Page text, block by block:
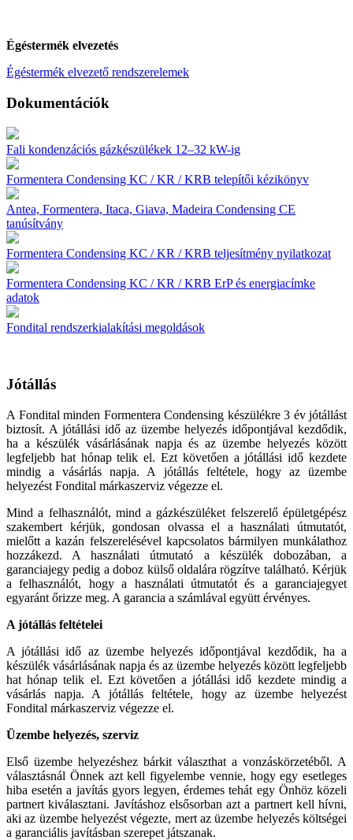
Égéstermék elvezetés
Égéstermék elvezető rendszerelemek
Dokumentációk
Fali kondenzációs gázkészülékek 12–32 kW-ig
Formentera Condensing KC / KR / KRB telepítői kézikönyv
Antea, Formentera, Itaca, Giava, Madeira Condensing CE
tanúsítvány
Formentera Condensing KC / KR / KRB teljesítmény nyilatkozat
Formentera Condensing KC / KR / KRB ErP és energiacímke
adatok
Fondital rendszerkialakítási megoldások
Jótállás
A Fondital minden Formentera Condensing készülékre 3 év jótállást
biztosít. A jótállási idő az üzembe helyezés időpontjával kezdődik,
ha a készülék vásárlásának napja és az üzembe helyezés között
legfeljebb hat hónap telik el. Ezt követően a jótállási idő kezdete
mindig a vásárlás napja. A jótállás feltétele, hogy az üzembe
helyezést Fondital márkaszerviz végezze el.
Mind a felhasználót, mind a gázkészüléket felszerelő épületgépész
szakembert kérjük, gondosan olvassa el a használati útmutatót,
mielőtt a kazán felszerelésével kapcsolatos bármilyen munkálathoz
hozzákezd. A használati útmutató a készülék dobozában, a
garanciajegy pedig a doboz külső oldalára rögzítve található. Kérjük
a felhasználót, hogy a használati útmutatót és a garanciajegyet
egyaránt őrizze meg. A garancia a számlával együtt érvényes.
A jótállás feltételei
A jótállási idő az üzembe helyezés időpontjával kezdődik, ha a
készülék vásárlásának napja és az üzembe helyezés között legfeljebb
hat hónap telik el. Ezt követően a jótállási idő kezdete mindig a
vásárlás napja. A jótállás feltétele, hogy az üzembe helyezést
Fondital márkaszerviz végezze el.
Üzembe helyezés, szerviz
Első üzembe helyezéshez bárkit választhat a vonzáskörzetéből. A
választásnál Önnek azt kell figyelembe vennie, hogy egy esetleges
hiba esetén a javítás gyors legyen, érdemes tehát egy Önhöz közeli
partnert kiválasztani. Javításhoz elsősorban azt a partnert kell hívni,
aki az üzembe helyezést végezte, mert az üzembe helyezés költségei
a garanciális javításban szerepet játszanak.